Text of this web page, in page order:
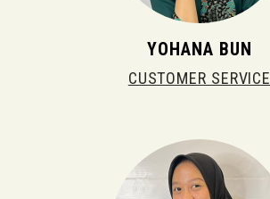
YOHANA BUN
CUSTOMER SERVICE